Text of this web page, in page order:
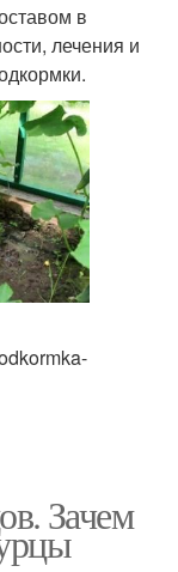
в
лечения и
Зачем